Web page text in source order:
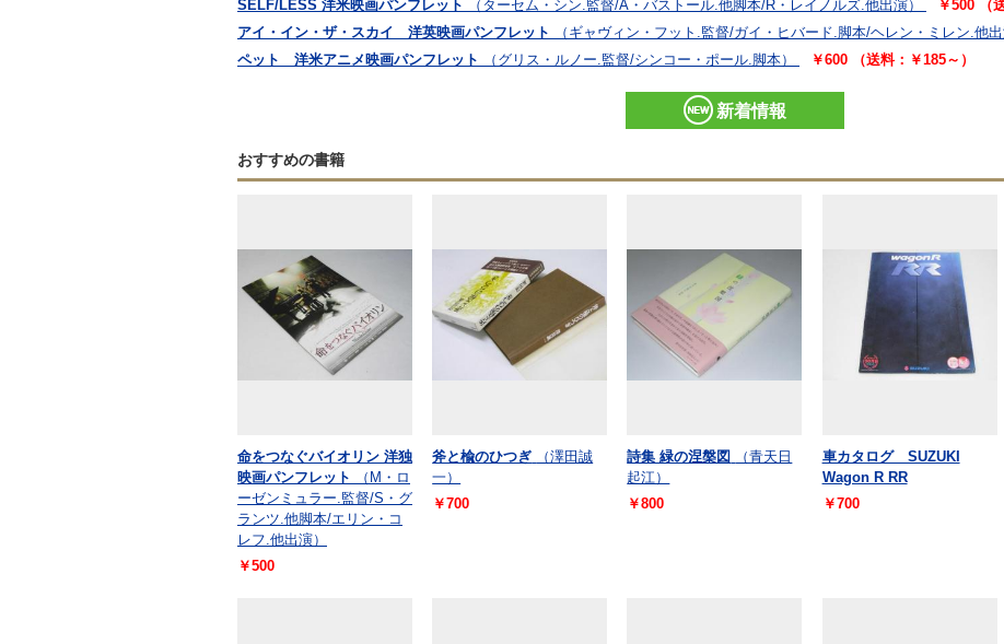
SELF/LESS 洋米映画パンフレット
（ターセム・シン.監督/A・バストール.他脚本/R・レイノルズ.他出演）
￥500 （
アイ・イン・ザ・スカイ 洋英映画パンフレット
（ギャヴィン・フット.監督/ガイ・ヒバード.脚本/ヘレン・ミレン.他出
ペット 洋米アニメ映画パンフレット
（グリス・ルノー.監督/シンコー・ポール.脚本） ￥600 （送料：￥185～）
新着情報
おすすめの書籍
命をつなぐバイオリン 洋独
映画パンフレット
（M・ロ
ーゼンミュラー.監督/S・グ
ランツ.他脚本/エリン・コ
レフ.他出演）
￥500
斧と楡のひつぎ
（澤田誠
一）
￥700
詩集 緑の涅槃図
（青天日
起江）
￥800
車カタログ SUZUKI
Wagon R RR
￥700